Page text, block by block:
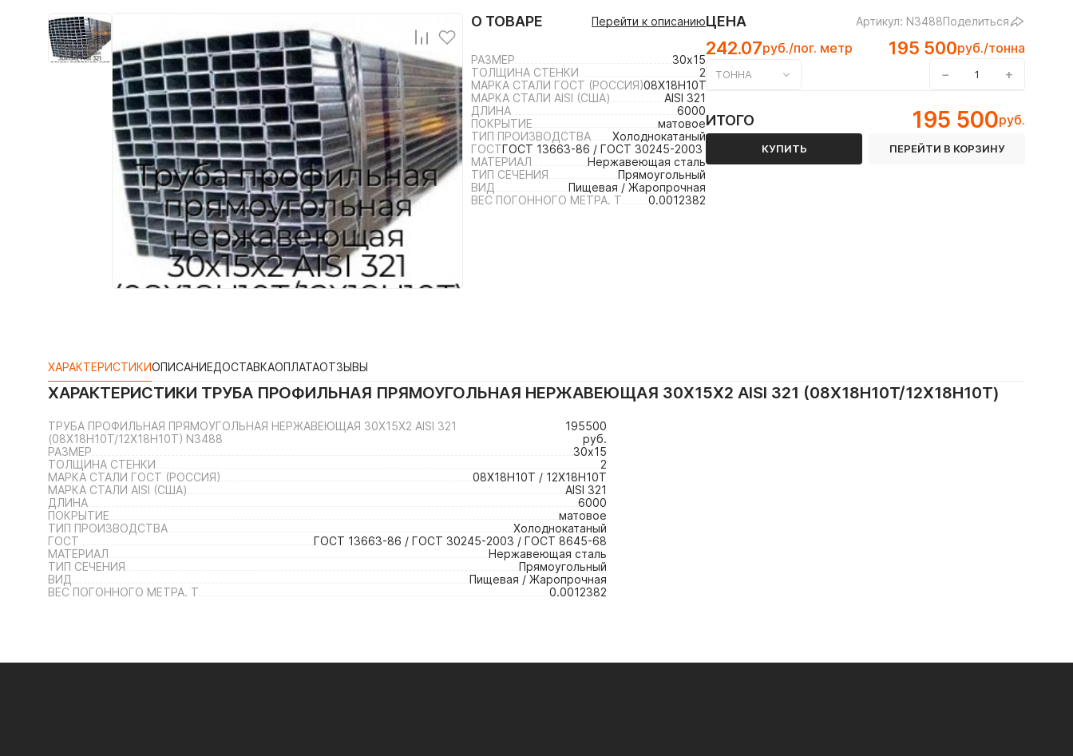
О ТОВАРЕ Перейти к описанию
РАЗМЕР
30х15
ТОЛЩИНА СТЕНКИ
2
МАРКА СТАЛИ ГОСТ (РОССИЯ)08Х18Н10Т / 12Х18Н10Т
МАРКА СТАЛИ AISI (США)
AISI 321
ДЛИНА
6000
ПОКРЫТИЕ
матовое
ТИП ПРОИЗВОДСТВА
Холоднокатаный
ГОСТГОСТ 13663-86 / ГОСТ 30245-2003 / ГОСТ 8645-68
МАТЕРИАЛ
Нержавеющая сталь
ТИП СЕЧЕНИЯ
Прямоугольный
ВИД
Пищевая / Жаропрочная
ВЕС ПОГОННОГО МЕТРА. Т
0.0012382
ЦЕНА Артикул: N3488Поделиться
242.07руб./пог. метр 195 500руб./тонна
ТОННА − +
ИТОГО 195 500руб.
КУПИТЬ ПЕРЕЙТИ В КОРЗИНУ
ХАРАКТЕРИСТИКИОПИСАНИЕДОСТАВКАОПЛАТАОТЗЫВЫ
ХАРАКТЕРИСТИКИ ТРУБА ПРОФИЛЬНАЯ ПРЯМОУГОЛЬНАЯ НЕРЖАВЕЮЩАЯ 30Х15Х2 AISI 321 (08Х18Н10Т/12Х18Н10Т)
ТРУБА ПРОФИЛЬНАЯ ПРЯМОУГОЛЬНАЯ НЕРЖАВЕЮЩАЯ 30Х15Х2 AISI 321
(08Х18Н10Т/12Х18Н10Т) N3488
195500
руб.
РАЗМЕР
30х15
ТОЛЩИНА СТЕНКИ
2
МАРКА СТАЛИ ГОСТ (РОССИЯ)
08Х18Н10Т / 12Х18Н10Т
МАРКА СТАЛИ AISI (США)
AISI 321
ДЛИНА
6000
ПОКРЫТИЕ
матовое
ТИП ПРОИЗВОДСТВА
Холоднокатаный
ГОСТ
ГОСТ 13663-86 / ГОСТ 30245-2003 / ГОСТ 8645-68
МАТЕРИАЛ
Нержавеющая сталь
ТИП СЕЧЕНИЯ
Прямоугольный
ВИД
Пищевая / Жаропрочная
ВЕС ПОГОННОГО МЕТРА. Т
0.0012382